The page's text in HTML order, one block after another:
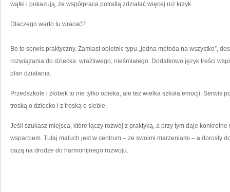
wątki i pokazują, że współpraca potrafią zdziałać więcej niż krzyk.
Dlaczego warto tu wracać?
Bo to serwis praktyczny. Zamiast obietnic typu „jedna metoda na wszystko”,
rozwiązania do dziecka: wrażliwego, nieśmiałego. Dodatkowo język treści
plan działania.
Przedszkole i żłobek to nie tylko opieka, ale też wielka szkoła emocji. Serwis
troską o dziecko i z troską o siebie.
Jeśli szukasz miejsca, które łączy rozwój z praktyką, a przy tym daje
wsparciem. Tutaj maluch jest w centrum – ze swoimi marzeniami – a dorosły
bazą na drodze do harmonijnego rozwoju.